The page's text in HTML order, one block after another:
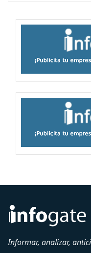
Informar, analizar,